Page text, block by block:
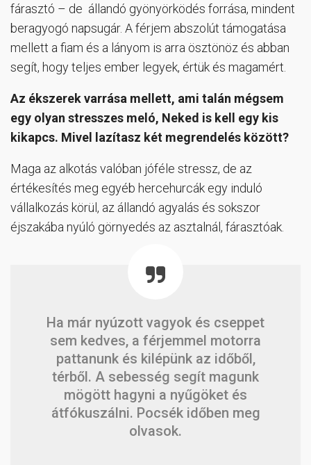
fárasztó – de állandó gyönyörködés forrása, mindent
beragyogó napsugár. A férjem abszolút támogatása
mellett a fiam és a lányom is arra ösztönöz és abban
segít, hogy teljes ember legyek, értük és magamért.
Az ékszerek varrása mellett, ami talán mégsem
egy olyan stresszes meló, Neked is kell egy kis
kikapcs. Mivel lazítasz két megrendelés között?
Maga az alkotás valóban jóféle stressz, de az
értékesítés meg egyéb hercehurcák egy induló
vállalkozás körül, az állandó agyalás és sokszor
éjszakába nyúló görnyedés az asztalnál, fárasztóak.
Ha már nyúzott vagyok és cseppet
sem kedves, a férjemmel motorra
pattanunk és kilépünk az időből,
térből. A sebesség segít magunk
mögött hagyni a nyűgöket és
átfókuszálni. Pocsék időben meg
olvasok.